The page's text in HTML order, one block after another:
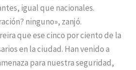
igual que nacionales.
ninguno», zanjó.
que ese cinco por ciento de la
en la ciudad. Han venido a
para nuestra seguridad,